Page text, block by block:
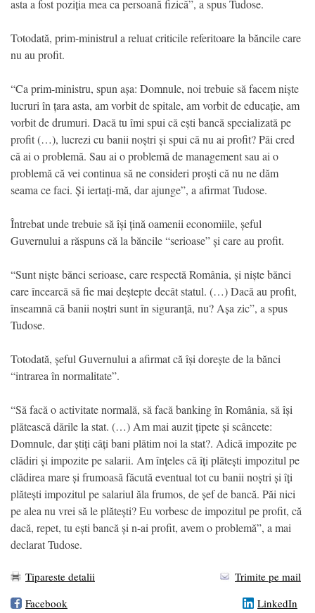
asta a fost poziția mea ca persoană fizică”, a spus Tudose.
Totodată, prim-ministrul a reluat criticile referitoare la băncile care
nu au profit.
“Ca prim-ministru, spun așa: Domnule, noi trebuie să facem niște
lucruri în țara asta, am vorbit de spitale, am vorbit de educație, am
vorbit de drumuri. Dacă tu îmi spui că ești bancă specializată pe
profit (…), lucrezi cu banii noștri și spui că nu ai profit? Păi cred
că ai o problemă. Sau ai o problemă de management sau ai o
problemă că vei continua să ne consideri proști că nu ne dăm
seama ce faci. Și iertați-mă, dar ajunge”, a afirmat Tudose.
Întrebat unde trebuie să își țină oamenii economiile, șeful
Guvernului a răspuns că la băncile “serioase” și care au profit.
“Sunt niște bănci serioase, care respectă România, și niște bănci
care încearcă să fie mai deștepte decât statul. (…) Dacă au profit,
înseamnă că banii noștri sunt în siguranță, nu? Așa zic”, a spus
Tudose.
Totodată, șeful Guvernului a afirmat că își dorește de la bănci
“intrarea în normalitate”.
“Să facă o activitate normală, să facă banking în România, să își
plătească dările la stat. (…) Am mai auzit țipete și scâncete:
Domnule, dar știți câți bani plătim noi la stat?. Adică impozite pe
clădiri și impozite pe salarii. Am înțeles că îți plătești impozitul pe
clădirea mare și frumoasă făcută eventual tot cu banii noștri și îți
plătești impozitul pe salariul ăla frumos, de șef de bancă. Păi nici
pe alea nu vrei să le plătești? Eu vorbesc de impozitul pe profit, că
dacă, repet, tu ești bancă și n-ai profit, avem o problemă”, a mai
declarat Tudose.
Tipareste detalii
Trimite pe mail
Facebook
LinkedIn